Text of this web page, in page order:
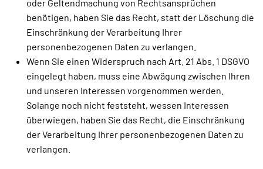
oder Geltendmachung von Rechtsansprüchen
benötigen, haben Sie das Recht, statt der Löschung die
Einschränkung der Verarbeitung Ihrer
personenbezogenen Daten zu verlangen.
Wenn Sie einen Widerspruch nach Art. 21 Abs. 1 DSGVO
eingelegt haben, muss eine Abwägung zwischen Ihren
und unseren Interessen vorgenommen werden.
Solange noch nicht feststeht, wessen Interessen
überwiegen, haben Sie das Recht, die Einschränkung
der Verarbeitung Ihrer personenbezogenen Daten zu
verlangen.